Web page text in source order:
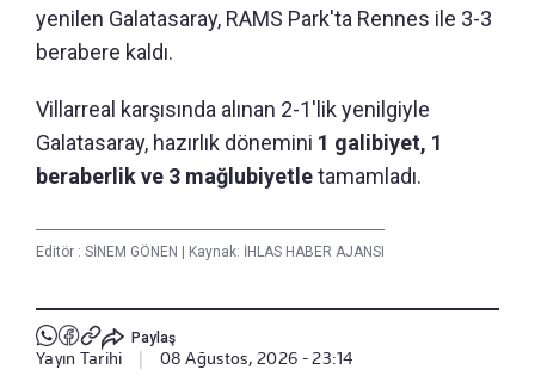
yenilen Galatasaray, RAMS Park'ta Rennes ile 3-3
berabere kaldı.
Villarreal karşısında alınan 2-1'lik yenilgiyle
Galatasaray, hazırlık dönemini 1 galibiyet, 1
beraberlik ve 3 mağlubiyetletamamladı.
Editör : SİNEM GÖNEN Kaynak: İHLAS HABER AJANSI
Paylaş
Yayın Tarihi 08 Ağustos, 2026 - 23:14